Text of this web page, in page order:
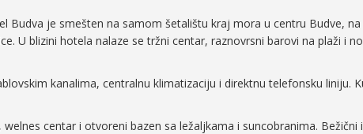
Budva je smešten na samom šetalištu kraj mora u centru Budve,
U blizini hotela nalaze se tržni centar, raznovrsni barovi na plaži i
kanalima, centralnu klimatizaciju i direktnu telefonsku
centar i otvoreni bazen sa ležaljkama i suncobranima.